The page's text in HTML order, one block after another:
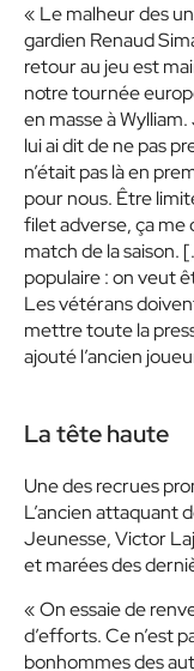
« Le malheur des
gardien Renaud
retour au jeu est
notre tournée
en masse à
lui ai dit de ne pas
n’était pas là en
pour nous. Être
filet adverse, ça me
match de la saison.
populaire : on veut
Les vétérans
mettre toute la
ajouté l’ancien
La tête haute
Une des recrues
L’ancien attaquant
Jeunesse, Victor
et marées des
« On essaie de
d’efforts. Ce n’est
bonhommes des